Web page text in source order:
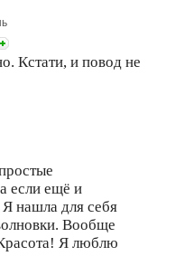
Кстати, и повод не
если ещё и
нашла для себя
Вообще
Я люблю